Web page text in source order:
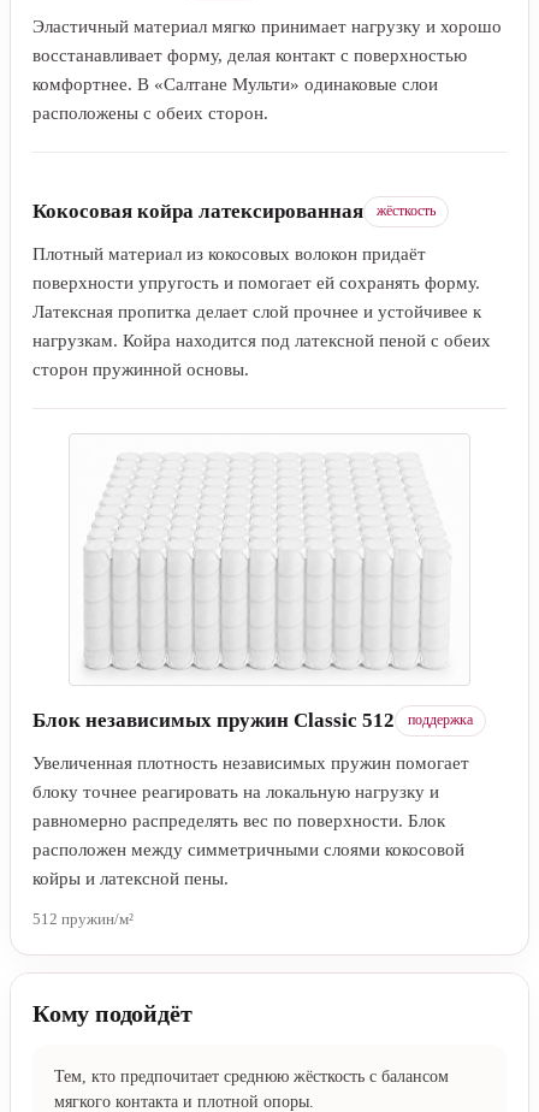
Эластичный материал мягко принимает нагрузку и хорошо
восстанавливает форму, делая контакт с поверхностью
комфортнее. В «Салтане Мульти» одинаковые слои
расположены с обеих сторон.
Кокосовая койра латексированная жёсткость
Плотный материал из кокосовых волокон придаёт
поверхности упругость и помогает ей сохранять форму.
Латексная пропитка делает слой прочнее и устойчивее к
Блок независимых пружин Classic 512 поддержка
Увеличенная плотность независимых пружин помогает
равномерно распределять вес по поверхности. Блок
расположен между симметричными слоями кокосовой